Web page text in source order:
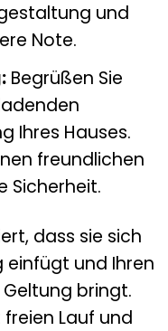
und
Note.
Begrüßen Sie
Ihres Hauses.
freundlichen
Sicherheit.
dass sie sich
einfügt und Ihren
bringt.
freien Lauf und